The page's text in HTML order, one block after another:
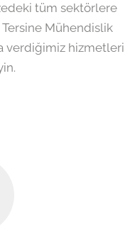
tüm sektörlere
Tersine Mühendislik
verdiğimiz hizmetleri